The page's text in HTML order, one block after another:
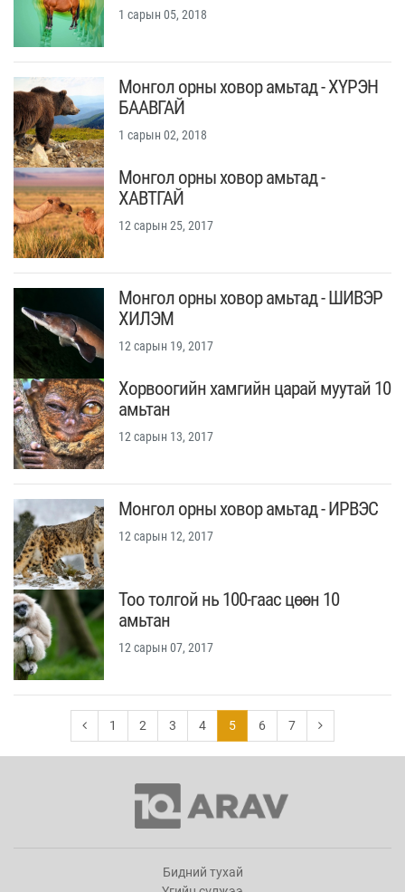
1 сарын 05, 2018
Монгол орны ховор амьтад - ХҮРЭН
БААВГАЙ
1 сарын 02, 2018
Монгол орны ховор амьтад -
ХАВТГАЙ
12 сарын 25, 2017
Монгол орны ховор амьтад - ШИВЭР
ХИЛЭМ
12 сарын 19, 2017
Хорвоогийн хамгийн царай муутай 10
амьтан
12 сарын 13, 2017
Монгол орны ховор амьтад - ИРВЭС
12 сарын 12, 2017
Тоо толгой нь 100-гаас цөөн 10
амьтан
12 сарын 07, 2017
1 2 3 4 5 6 7
Бидний тухай